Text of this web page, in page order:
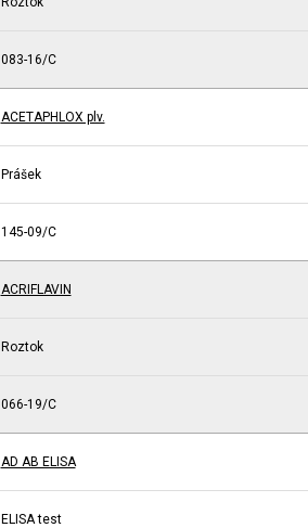
083-16/C
ACETAPHLOX plv.
Prášek
145-09/C
ACRIFLAVIN
Roztok
066-19/C
AD AB ELISA
ELISA test